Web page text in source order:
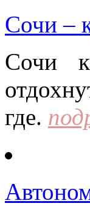
Сочи –
Сочи
где.